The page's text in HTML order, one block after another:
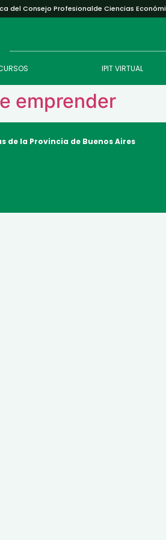
del Consejo Profesionalde Ciencias
IPIT VIRTUAL
emprender
de la Provincia de Buenos Aires